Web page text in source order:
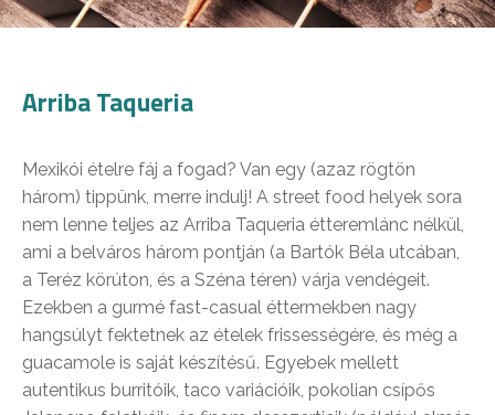
Arriba Taqueria
Mexikói ételre fáj a fogad? Van egy (azaz rögtön
három) tippünk, merre indulj! A street food helyek sora
nem lenne teljes az Arriba Taqueria étteremlánc nélkül,
ami a belváros három pontján (a Bartók Béla utcában,
a Teréz körúton, és a Széna téren) várja vendégeit.
Ezekben a gurmé fast-casual éttermekben nagy
hangsúlyt fektetnek az ételek frissességére, és még a
guacamole is saját készítésű. Egyebek mellett
autentikus burritóik, taco variációik, pokolian csípős